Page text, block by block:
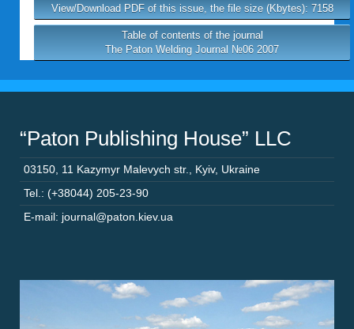
View/Download PDF of this issue, the file size (Kbytes): 7158
Table of contents of the journal
The Paton Welding Journal №06 2007
“Paton Publishing House” LLC
03150 11 Kazymyr Malevych str. Kyiv, Ukraine
Tel.: (+38044) 205-23-90
E-mail: journal@paton.kiev.ua